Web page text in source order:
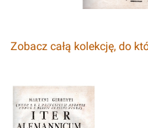
Zobacz całą kolekcję, do